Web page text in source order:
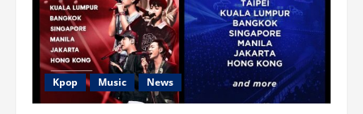
วินเนอร์”
มา
ไทย
“โฟร์
วัน
วัน”
ปัก
หมุด
19-
Kpop Music News